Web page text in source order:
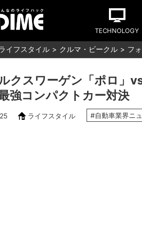
TECHNOLOGY
イフスタイル クルマ・ビークル フ
クスワーゲン「ポロ」
強コンパクトカー対決
ライフスタイル #自動車業界ニ